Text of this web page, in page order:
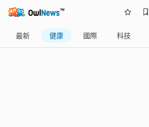
最新 健康 國際 科技